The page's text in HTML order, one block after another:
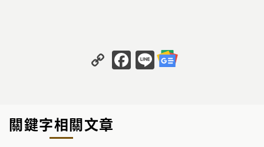
C
o
y
Li
F
a
Li
n
關鍵字相關文章